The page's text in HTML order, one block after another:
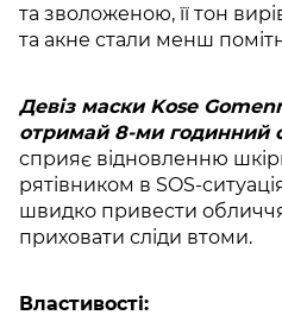
та зволоженою, її тон
та акне стали менш
Девіз маски Kose
отримай 8-ми годинний
сприяє відновленню
рятівником в SOS-
швидко привести
приховати сліди втоми.
Властивості: